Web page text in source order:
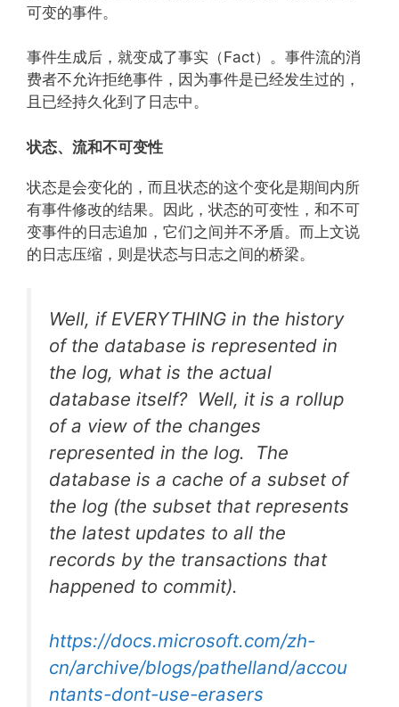
可变的事件。
事件生成后，就变成了事实（Fact）。事件流的消
费者不允许拒绝事件，因为事件是已经发生过的，
且已经持久化到了日志中。
状态、流和不可变性
状态是会变化的，而且状态的这个变化是期间内所
有事件修改的结果。因此，状态的可变性，和不可
变事件的日志追加，它们之间并不矛盾。而上文说
的日志压缩，则是状态与日志之间的桥梁。
Well, if EVERYTHING in the history
of the database is represented in
the log, what is the actual
database itself? Well, it is a rollup
of a view of the changes
represented in the log. The
database is a cache of a subset of
the log (the subset that represents
the latest updates to all the
records by the transactions that
happened to commit).
https://docs.microsoft.com/zh-
cn/archive/blogs/pathelland/accou
ntants-dont-use-erasers